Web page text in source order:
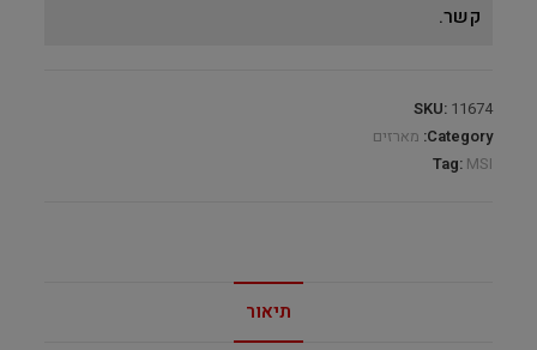
קשר.
SKU: 11674
Category: מארזים
Tag: MSI
תיאור